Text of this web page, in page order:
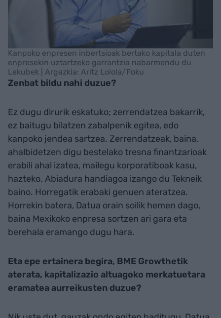
Kanpoko enpresen inbertsioak bertako kapitala duten
enpresekin uztartzeko garrantzia nabarmendu du
Lekubek | Argazkia: Aritz Loiola/Foku
Zenbat bildu nahi duzue?
Ez dugu dirurik eskatuko; zerrendatzea bakarrik,
ez baitugu bilatzen zabalpenik egitea, edo
kanpoko jendea sartzea. Zerrendatzeak, baina,
ahalbidetzen digu bestelako tresna finantzarioak
erabili ahal izatea, mailegu korporatiboak kasu,
hazteko. Abiadura handiagoa izango du Tekneik
baino. Horregatik erabaki genuen ateratzea.
Horrekin batera, Datua orain soilik hemen dago,
baina Mexikoko enpresa sortzen ari gara eta
berehala eramango dugu hara.
Eta epe ertainera begira, BME Growthetik
aterata, kapitalizazio altuagoko merkatuetara
eramatea aurreikusten duzue?